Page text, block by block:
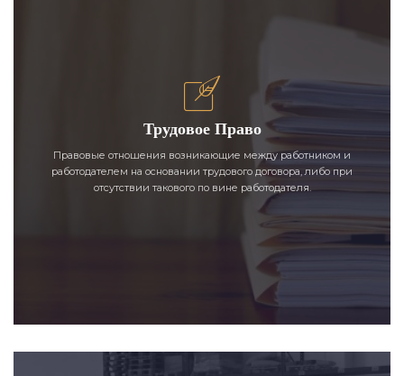
Трудовое Право
Правовые отношения возникающие между работником и
работодателем на основании трудового договора, либо при
отсутствии такового по вине работодателя.